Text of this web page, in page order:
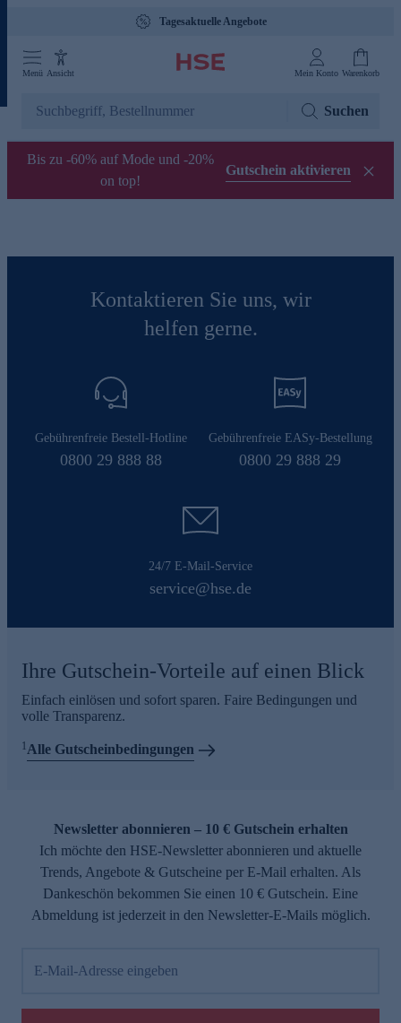
Tagesaktuelle Angebote
Menü Ansicht Mein Konto Warenkorb
Suchen
Bis zu -60% auf Mode und -20%
on top!
Gutschein aktivieren
Kontaktieren Sie uns, wir
helfen gerne.
Gebührenfreie Bestell-Hotline
0800 29 888 88
Gebührenfreie EASy-Bestellung
0800 29 888 29
24/7 E-Mail-Service
service@hse.de
Ihre Gutschein-Vorteile auf einen Blick
Einfach einlösen und sofort sparen. Faire Bedingungen und
volle Transparenz.
1Alle Gutscheinbedingungen
Newsletter abonnieren – 10 € Gutschein erhalten
Ich möchte den HSE-Newsletter abonnieren und aktuelle
Trends, Angebote & Gutscheine per E-Mail erhalten. Als
Dankeschön bekommen Sie einen 10 € Gutschein. Eine
Abmeldung ist jederzeit in den Newsletter-E-Mails möglich.
E-Mail-Adresse eingeben